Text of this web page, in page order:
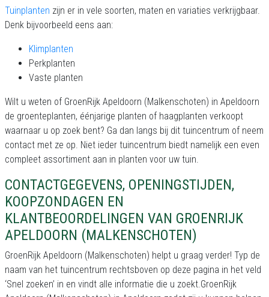
Tuinplanten zijn er in vele soorten, maten en variaties verkrijgbaar.
Denk bijvoorbeeld eens aan:
Klimplanten
Perkplanten
Vaste planten
Wilt u weten of GroenRijk Apeldoorn (Malkenschoten) in Apeldoorn
de groenteplanten, éénjarige planten of haagplanten verkoopt
waarnaar u op zoek bent? Ga dan langs bij dit tuincentrum of neem
contact met ze op. Niet ieder tuincentrum biedt namelijk een even
compleet assortiment aan in planten voor uw tuin.
CONTACTGEGEVENS, OPENINGSTIJDEN,
KOOPZONDAGEN EN
KLANTBEOORDELINGEN VAN GROENRIJK
APELDOORN (MALKENSCHOTEN)
GroenRijk Apeldoorn (Malkenschoten) helpt u graag verder! Typ de
naam van het tuincentrum rechtsboven op deze pagina in het veld
‘Snel zoeken’ in en vindt alle informatie die u zoekt.GroenRijk